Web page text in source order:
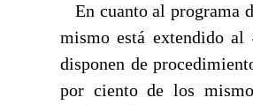
En cuanto al programa
mismo está extendido
disponen de
por ciento de los